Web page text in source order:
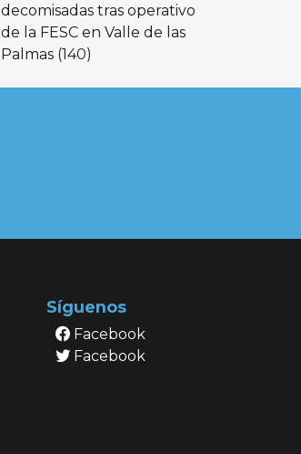
decomisadas tras operativo
de la FESC en Valle de las
Palmas (140)
Síguenos
Facebook
Facebook